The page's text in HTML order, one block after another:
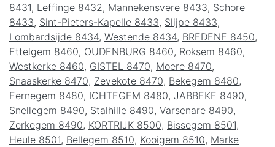
8431, Leffinge 8432 , Mannekensvere 8433, Schore
8433, Sint-Pieters-Kapelle 8433, Slijpe 8433,
Lombardsijde 8434, Westende 8434, BREDENE 8450,
Ettelgem 8460, OUDENBURG 8460, Roksem 8460,
Westkerke 8460, GISTEL 8470, Moere 8470,
Snaaskerke 8470, Zevekote 8470, Bekegem 8480,
Eernegem 8480, ICHTEGEM 8480, JABBEKE 8490,
Snellegem 8490, Stalhille 8490, Varsenare 8490,
Zerkegem 8490, KORTRIJK 8500, Bissegem 8501,
Heule 8501, Bellegem 8510, Kooigem 8510, Marke